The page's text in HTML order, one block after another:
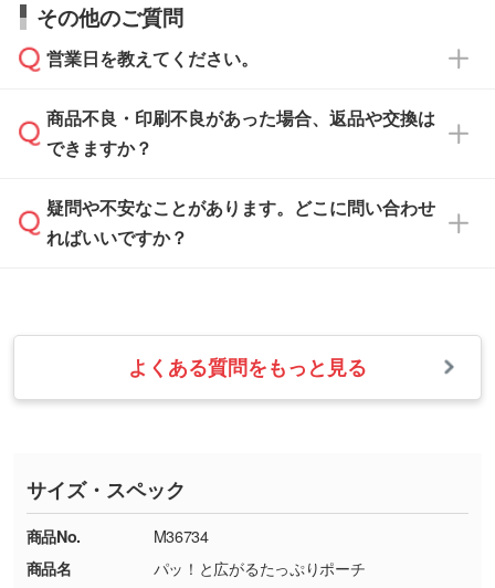
い合わせください。
なお、印刷用データの作り方に関する詳細は、
から添付してお送りください。
・解像度の低いデータをトレース/調整してほ
しい
解像度の低い画像や、手書きのイラスト、写真
などを、印刷に適したベクターデータに変換し
・フルカラーデータを1色に変換してほしい
・1色印刷でグラデーションや濃淡を表現した
い
す。→詳しく見る
・コーポレートカラーを使って印刷したい／印
刷色にこだわりがある
相談いただきますと、担当スタッフがお客様の
ご希望や商品の本体色を確認し、印刷色をご提
本体色がブラック、ネイビーなど濃色の場合は
白色か淡い色の印刷色をおすすめしておりま
す。
本体色がナチュラルなど淡色の場合、印刷をく
っきりと目立たせたいときは濃い印刷色が、柔
らかい雰囲気にしたいときは淡い印刷色が映え
また、お選びいただいた印刷色が本体色に合わ
ない場合や仕上がりに影響しそうな場合は、ス
タッフから別の色をご案内することもございま
その他のご質問
営業日を教えてください。
営業日は平日の10:00～18:00で、土日祝日はお
休みとなります。注文・見積・お問い合わせ
速やかに対応いたします。
商品不良・印刷不良があった場合、返品や交換は
できますか？
お手数をお掛けいたしますが、至急担当スタッ
フまでご連絡ください。商品の状況を確認し、
・お届け時に商品が損傷・故障している場合
・ご注文と異なる商品が届いた場合
・印刷不良があった場合
※詳しくは「商品の良品基準について
ください。
【返品・交換ができない場合】
疑問や不安なことがあります。どこに問い合わせ
ればいいですか？
業日以内に担当スタッフよりメールにてご連絡
いたします。
お急ぎの場合はお電話でのご質問も受け付けて
TEL：0422-29-9911 営業時間10:00～
18:00(土日祝日除く)
お問い合わせフォームはこちら
よくある質問をもっと見る
サイズ・スペック
商品No.
M36734
商品名
パッ！と広がるたっぷりポーチ